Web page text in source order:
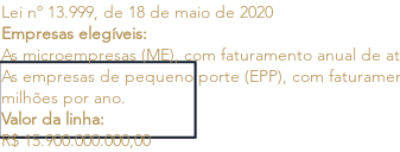
Lei nº 13.999, de 18 de maio de 2020
Empresas elegíveis:
As microempresas (ME), com faturamento anual de
As empresas de pequeno porte (EPP), com
milhões por ano.
Valor da linha:
R$ 15.900.000.000,00